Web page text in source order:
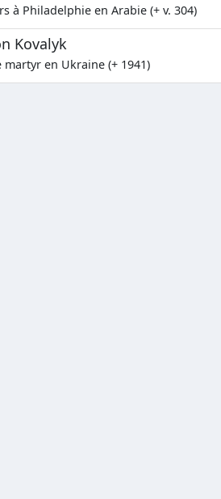
à Philadelphie en Arabie (+ v. 304)
Kovalyk
martyr en Ukraine (+ 1941)